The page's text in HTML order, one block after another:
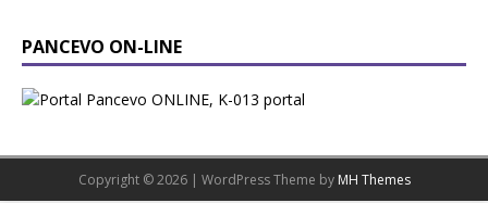
PANCEVO ON-LINE
Copyright © 2026 | WordPress Theme by MH Themes